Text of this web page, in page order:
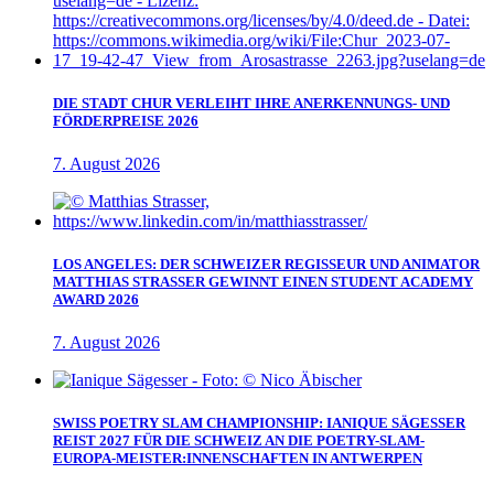
DIE STADT CHUR VERLEIHT IHRE ANERKENNUNGS- UND
FÖRDERPREISE 2026
7. August 2026
LOS ANGELES: DER SCHWEIZER REGISSEUR UND ANIMATOR
MATTHIAS STRASSER GEWINNT EINEN STUDENT ACADEMY
AWARD 2026
7. August 2026
SWISS POETRY SLAM CHAMPIONSHIP: IANIQUE SÄGESSER
REIST 2027 FÜR DIE SCHWEIZ AN DIE POETRY-SLAM-
EUROPA-MEISTER:INNENSCHAFTEN IN ANTWERPEN